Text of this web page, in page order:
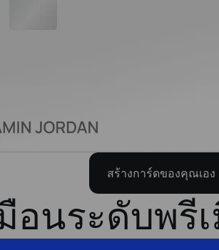
สร้างการ์ดของคุณเอง
อนระดับพรี